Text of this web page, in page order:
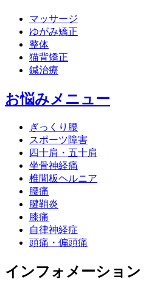
マッサージ
ゆがみ矯正
整体
猫背矯正
鍼治療
お悩みメニュー
ぎっくり腰
スポーツ障害
四十肩・五十肩
坐骨神経痛
椎間板ヘルニア
腰痛
腱鞘炎
膝痛
自律神経症
頭痛・偏頭痛
インフォメーション